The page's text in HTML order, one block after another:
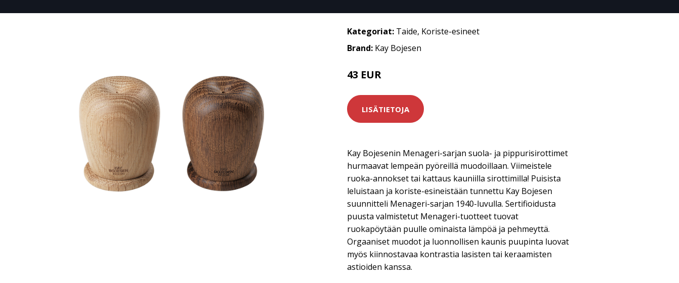
Kategoriat: Taide, Koriste-esineet
Brand: Kay Bojesen
43 EUR
LISÄTIETOJA
Kay Bojesenin Menageri-sarjan suola- ja pippurisirottimet
hurmaavat lempeän pyöreillä muodoillaan. Viimeistele
ruoka-annokset tai kattaus kauniilla sirottimilla! Puisista
leluistaan ja koriste-esineistään tunnettu Kay Bojesen
suunnitteli Menageri-sarjan 1940-luvulla. Sertifioidusta
puusta valmistetut Menageri-tuotteet tuovat
ruokapöytään puulle ominaista lämpöä ja pehmeyttä.
Orgaaniset muodot ja luonnollisen kaunis puupinta luovat
myös kiinnostavaa kontrastia lasisten tai keraamisten
astioiden kanssa.